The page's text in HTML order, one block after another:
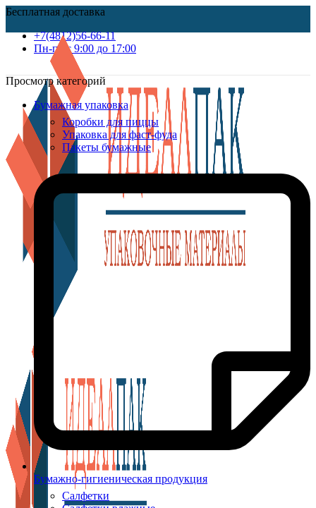
Бесплатная доставка
+7(4812)56-66-11
Пн-пт c 9:00 до 17:00
Просмотр категорий
Бумажная упаковка
Коробки для пиццы
Упаковка для фаст-фуда
Пакеты бумажные
Бумажно-гигиеническая продукция
Салфетки